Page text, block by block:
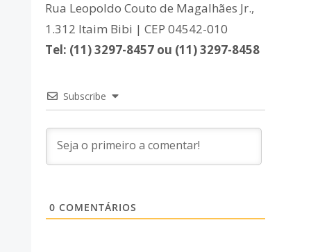
Rua Leopoldo Couto de Magalhães Jr.,
1.312 Itaim Bibi | CEP 04542-010
Tel: (11) 3297-8457 ou (11) 3297-8458
Subscribe
0 COMENTÁRIOS